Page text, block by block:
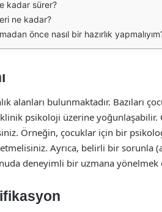
kadar sürer?
ne kadar?
önce nasıl bir hazırlık
alanları bulunmaktadır. Bazıları
psikoloji üzerine
Örneğin, çocuklar için bir
Ayrıca, belirli bir sorunla
deneyimli bir uzmana